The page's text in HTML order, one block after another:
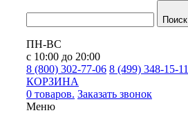
Поиск
ПН-ВС
с 10:00 до 20:00
8 (800) 302-77-06 8 (499) 348-15-11
КОРЗИНА
0 товаров. Заказать звонок
Меню